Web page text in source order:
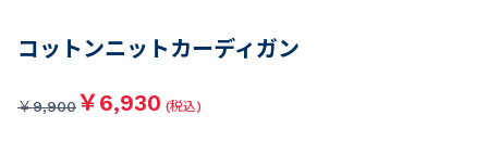
コットンニットカーディガン
￥9,900￥6,930 (税込)